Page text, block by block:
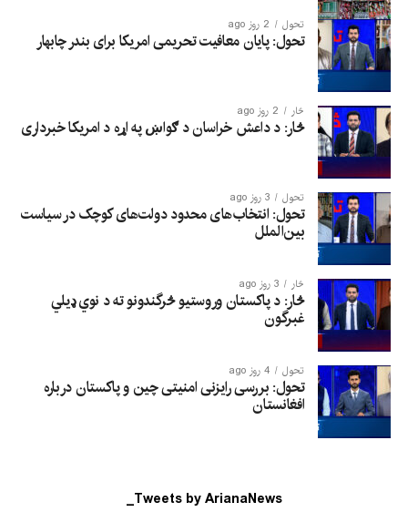
تحول 2 روز ago
تحول: پایان معافیت تحریمی امریکا برای بندر چابهار
څار 2 روز ago
څار: د داعش خراسان د ګواښ په اړه د امریکا خبرداری
تحول 3 روز ago
تحول: انتخاب‌های محدود دولت‌های کوچک در سیاست
بین‌الملل
څار 3 روز ago
څار: د پاکستان وروستیو څرگندونو ته د نوي ډیلي
غبرگون
تحول 4 روز ago
تحول: بررسی رایزنی امنیتی چین و پاکستان درباره
افغانستان
Tweets by ArianaNews_